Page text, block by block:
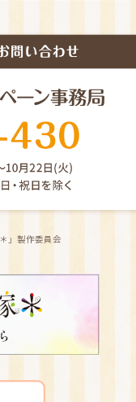
」製作委員会